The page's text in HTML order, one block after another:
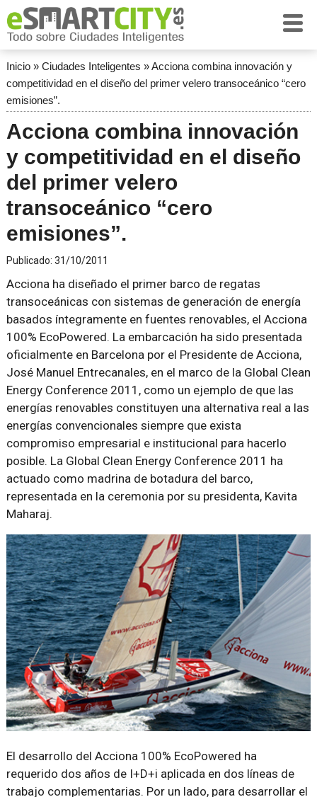
Inicio» Ciudades Inteligentes »Acciona combina innovación y
competitividad en el diseño del primer velero transoceánico “cero
emisiones”.
Acciona combina innovación
y competitividad en el diseño
del primer velero
transoceánico “cero
emisiones”.
Publicado: 31/10/2011
Acciona ha diseñado el primer barco de regatas
transoceánicas con sistemas de generación de energía
basados íntegramente en fuentes renovables, el Acciona
100% EcoPowered. La embarcación ha sido presentada
oficialmente en Barcelona por el Presidente de Acciona,
José Manuel Entrecanales, en el marco de la Global Clean
Energy Conference 2011, como un ejemplo de que las
energías renovables constituyen una alternativa real a las
energías convencionales siempre que exista
compromiso empresarial e institucional para hacerlo
posible. La Global Clean Energy Conference 2011 ha
actuado como madrina de botadura del barco,
representada en la ceremonia por su presidenta, Kavita
Maharaj.
El desarrollo del Acciona 100% EcoPowered ha
requerido dos años de I+D+i aplicada en dos líneas de
trabajo complementarias. Por un lado, para desarrollar el